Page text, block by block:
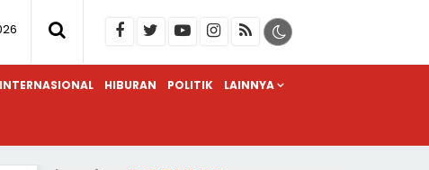
INTERNASIONAL HIBURAN POLITIK LAINNYA